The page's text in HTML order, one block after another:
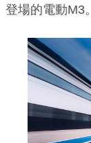
登場的電動M3。